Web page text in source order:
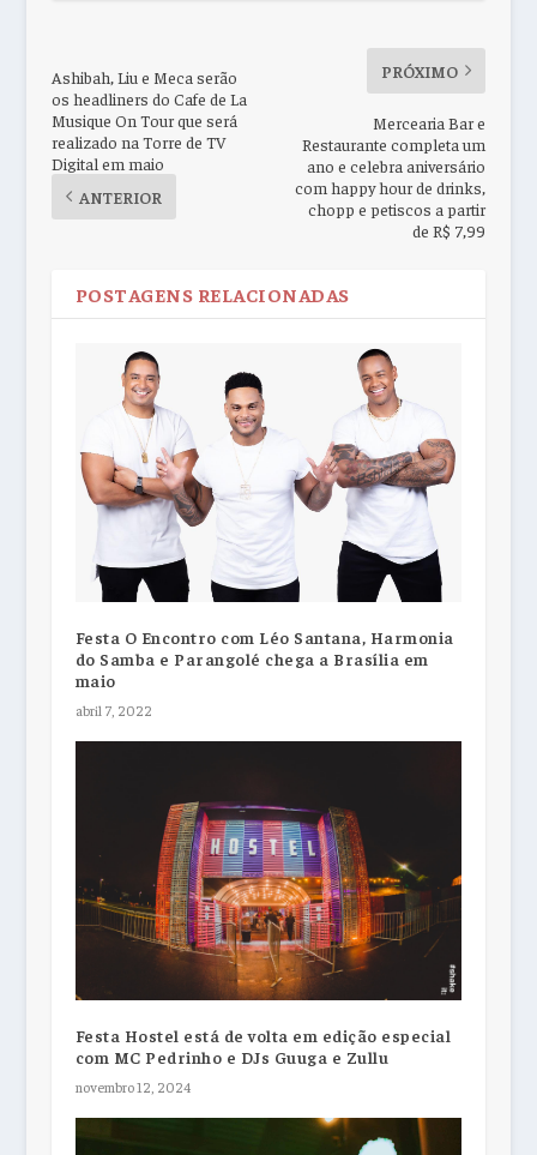
Ashibah, Liu e Meca serão
os headliners do Cafe de La
Musique On Tour que será
realizado na Torre de TV
Digital em maio
ANTERIOR
PRÓXIMO
Mercearia Bar e
Restaurante completa um
ano e celebra aniversário
com happy hour de drinks,
chopp e petiscos a partir
de R$ 7,99
POSTAGENS RELACIONADAS
Festa O Encontro com Léo Santana, Harmonia
do Samba e Parangolé chega a Brasília em
maio
abril 7, 2022
Festa Hostel está de volta em edição especial
com MC Pedrinho e DJs Guuga e Zullu
novembro 12, 2024